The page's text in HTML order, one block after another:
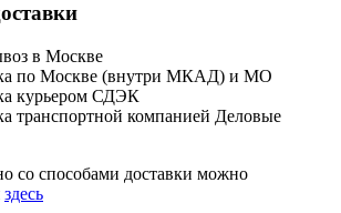
в Москве
по Москве (внутри МКАД) и МО
курьером СДЭК
транспортной компанией Деловые
со способами доставки можно
здесь